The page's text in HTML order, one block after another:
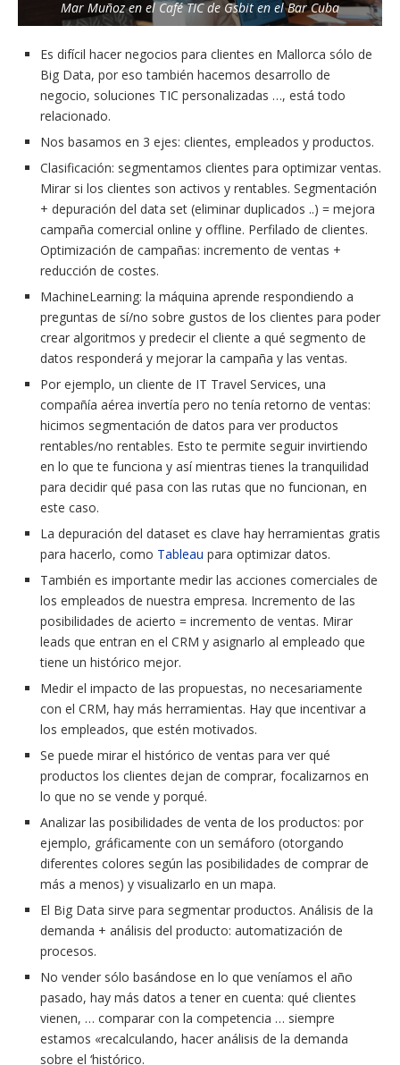
Mar Muñoz en el Café TIC de Gsbit en el Bar Cuba
Es difícil hacer negocios para clientes en Mallorca sólo de
Big Data, por eso también hacemos desarrollo de
negocio, soluciones TIC personalizadas …, está todo
relacionado.
Nos basamos en 3 ejes: clientes, empleados y productos.
Clasificación: segmentamos clientes para optimizar ventas.
Mirar si los clientes son activos y rentables. Segmentación
+ depuración del data set (eliminar duplicados ..) = mejora
campaña comercial online y offline. Perfilado de clientes.
Optimización de campañas: incremento de ventas +
reducción de costes.
MachineLearning: la máquina aprende respondiendo a
preguntas de sí/no sobre gustos de los clientes para poder
crear algoritmos y predecir el cliente a qué segmento de
datos responderá y mejorar la campaña y las ventas.
Por ejemplo, un cliente de IT Travel Services, una
compañía aérea invertía pero no tenía retorno de ventas:
hicimos segmentación de datos para ver productos
rentables/no rentables. Esto te permite seguir invirtiendo
en lo que te funciona y así mientras tienes la tranquilidad
para decidir qué pasa con las rutas que no funcionan, en
este caso.
La depuración del dataset es clave hay herramientas gratis
para hacerlo, como Tableau para optimizar datos.
También es importante medir las acciones comerciales de
los empleados de nuestra empresa. Incremento de las
posibilidades de acierto = incremento de ventas. Mirar
leads que entran en el CRM y asignarlo al empleado que
tiene un histórico mejor.
Medir el impacto de las propuestas, no necesariamente
con el CRM, hay más herramientas. Hay que incentivar a
los empleados, que estén motivados.
Se puede mirar el histórico de ventas para ver qué
productos los clientes dejan de comprar, focalizarnos en
lo que no se vende y porqué.
Analizar las posibilidades de venta de los productos: por
ejemplo, gráficamente con un semáforo (otorgando
diferentes colores según las posibilidades de comprar de
más a menos) y visualizarlo en un mapa.
El Big Data sirve para segmentar productos. Análisis de la
demanda + análisis del producto: automatización de
procesos.
No vender sólo basándose en lo que veníamos el año
pasado, hay más datos a tener en cuenta: qué clientes
vienen, … comparar con la competencia … siempre
estamos «recalculando, hacer análisis de la demanda
sobre el ‘histórico.